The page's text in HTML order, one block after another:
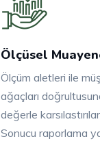
Ölçüsel
Ölçüm aletleri ile
ağaçları
değerle
Sonucu raporlama